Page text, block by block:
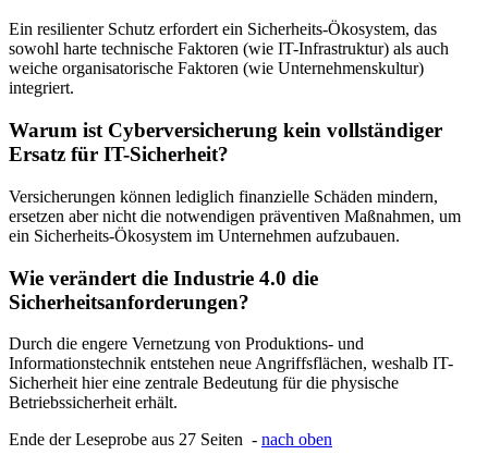
Ein resilienter Schutz erfordert ein Sicherheits-Ökosystem, das
sowohl harte technische Faktoren (wie IT-Infrastruktur) als auch
weiche organisatorische Faktoren (wie Unternehmenskultur)
integriert.
Warum ist Cyberversicherung kein vollständiger
Ersatz für IT-Sicherheit?
Versicherungen können lediglich finanzielle Schäden mindern,
ersetzen aber nicht die notwendigen präventiven Maßnahmen, um
ein Sicherheits-Ökosystem im Unternehmen aufzubauen.
Wie verändert die Industrie 4.0 die
Sicherheitsanforderungen?
Durch die engere Vernetzung von Produktions- und
Informationstechnik entstehen neue Angriffsflächen, weshalb IT-
Sicherheit hier eine zentrale Bedeutung für die physische
Betriebssicherheit erhält.
Ende der Leseprobe aus 27 Seiten - nach oben